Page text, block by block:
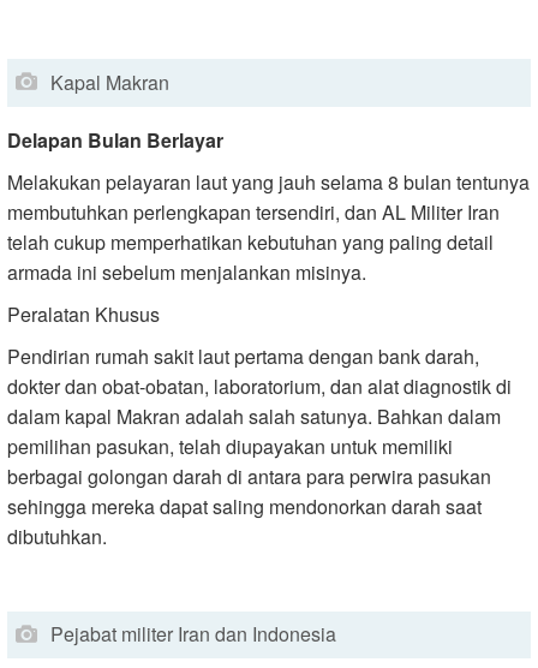
Kapal Makran
Delapan Bulan Berlayar
Melakukan pelayaran laut yang jauh selama 8 bulan tentunya
membutuhkan perlengkapan tersendiri, dan AL Militer Iran
telah cukup memperhatikan kebutuhan yang paling detail
armada ini sebelum menjalankan misinya.
Peralatan Khusus
Pendirian rumah sakit laut pertama dengan bank darah,
dokter dan obat-obatan, laboratorium, dan alat diagnostik di
dalam kapal Makran adalah salah satunya. Bahkan dalam
pemilihan pasukan, telah diupayakan untuk memiliki
berbagai golongan darah di antara para perwira pasukan
sehingga mereka dapat saling mendonorkan darah saat
dibutuhkan.
Pejabat militer Iran dan Indonesia